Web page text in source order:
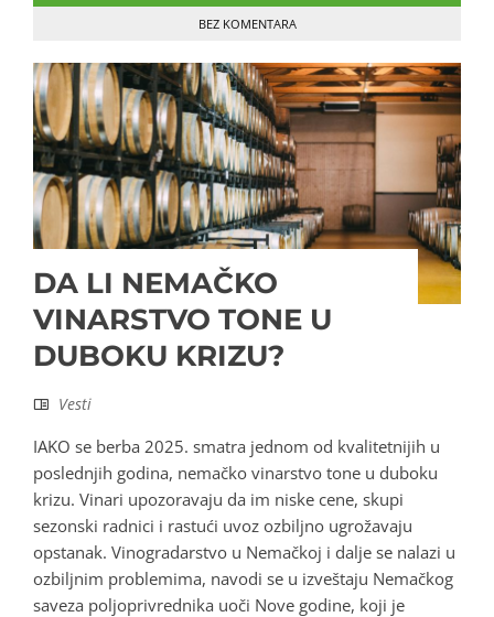
BEZ KOMENTARA
DA LI NEMAČKO
VINARSTVO TONE U
DUBOKU KRIZU?
Vesti
IAKO se berba 2025. smatra jednom od kvalitetnijih u
poslednjih godina, nemačko vinarstvo tone u duboku
krizu. Vinari upozoravaju da im niske cene, skupi
sezonski radnici i rastući uvoz ozbiljno ugrožavaju
opstanak. Vinogradarstvo u Nemačkoj i dalje se nalazi u
ozbiljnim problemima, navodi se u izveštaju Nemačkog
saveza poljoprivrednika uoči Nove godine, koji je